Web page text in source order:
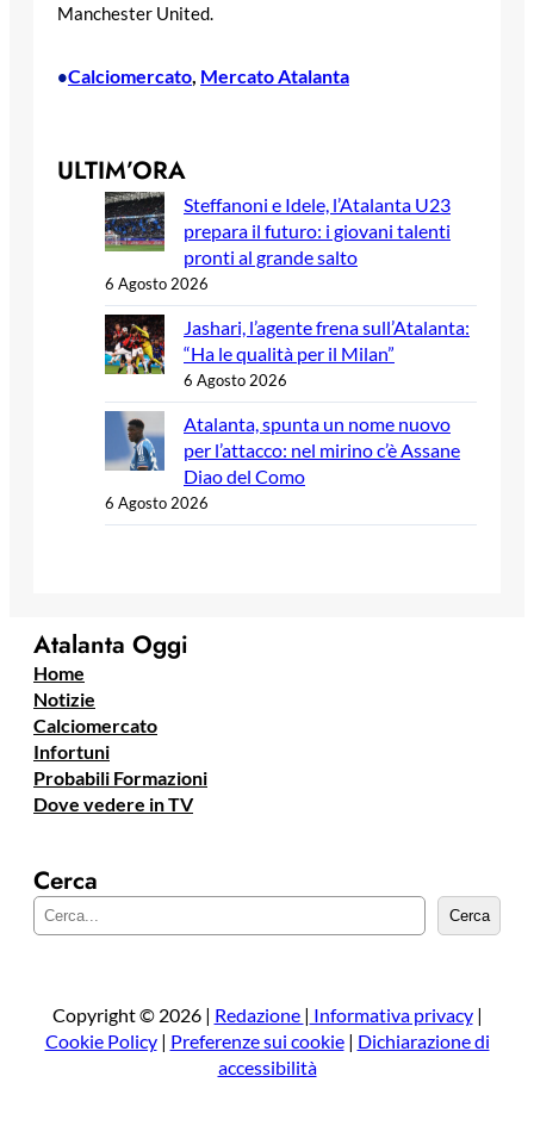
Manchester United.
•Calciomercato Mercato Atalanta
ULTIM’ORA
Steffanoni e Idele, l’Atalanta U23
prepara il futuro: i giovani talenti
pronti al grande salto
6 Agosto 2026
Jashari, l’agente frena sull’Atalanta:
“Ha le qualità per il Milan”
6 Agosto 2026
Atalanta, spunta un nome nuovo
per l’attacco: nel mirino c’è Assane
Diao del Como
6 Agosto 2026
Atalanta Oggi
Home
Notizie
Calciomercato
Infortuni
Probabili Formazioni
Dove vedere in TV
Cerca
e
a
Cerca
Copyright © 2026 | Redazione | Informativa privacy|
Cookie Policy| Preferenze sui cookie| Dichiarazione di
accessibilità